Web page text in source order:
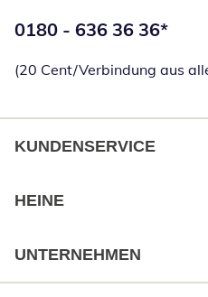
Telefonnummer:
0180 - 636 36 36*
(20 Cent/Verbindung aus
KUNDENSERVICE
HEINE
UNTERNEHMEN